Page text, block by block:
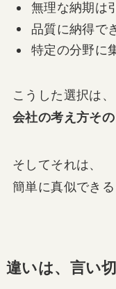
無理な納期は
品質に納得で
特定の分野に
こうした選択は、
会社の考え方そ
そしてそれは、
簡単に真似でき
違いは、言い